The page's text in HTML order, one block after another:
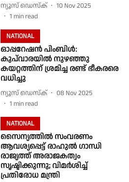
ന്യൂസ് ഡെസ്ക്
10 Nov 2025
1 min read
NATIONAL
ഓപ്പറേഷന്‍ പിംബിള്‍:
കുപ്‌വാരയിൽ നുഴഞ്ഞു
കയറ്റത്തിന് ശ്രമിച്ച രണ്ട് ഭീകരരെ
വധിച്ചു
ന്യൂസ് ഡെസ്ക്
08 Nov 2025
1 min read
NATIONAL
സൈന്യത്തിൽ സംവരണം
ആവശ്യപ്പെട്ട് രാഹുൽ ഗാന്ധി
രാജ്യത്ത് അരാജകത്വം
സൃഷ്ടിക്കുന്നു; വിമർശിച്ച്
പ്രതിരോധ മന്ത്രി